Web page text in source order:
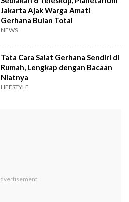
Jakarta Ajak Warga Amati
Gerhana Bulan Total
NEWS
Tata Cara Salat Gerhana Sendiri di
Rumah, Lengkap dengan Bacaan
Niatnya
LIFESTYLE